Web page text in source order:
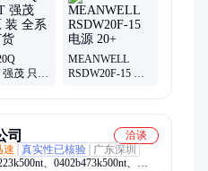
芯、TI德州仪器、电源管理
LQFP
强茂 只做
MEANWELL
RSDW20F-15 电
司
洽谈
速 真实性已核验
广东深圳
、0402b473k500nt、